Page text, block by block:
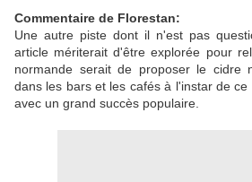
Commentaire de Florestan:
Une autre piste dont il n'est pas
article mériterait d'être explorée pour
normande serait de proposer le cidre
dans les bars et les cafés à l'instar de
avec un grand succès populaire.